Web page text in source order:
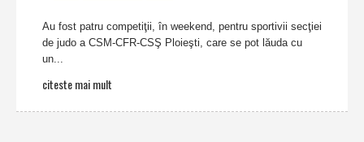
Au fost patru competiţii, în weekend, pentru sportivii secţiei
de judo a CSM-CFR-CSŞ Ploieşti, care se pot lăuda cu
un...
citeste mai mult